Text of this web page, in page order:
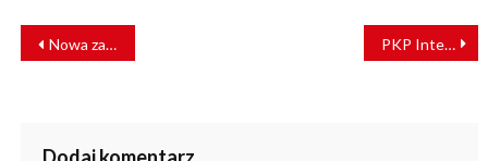
NAWIGACJA
WPISU
Nowa zajezdnia kolejowa Siemens PKP Intercity i nowe lokomotywy od NEWAG